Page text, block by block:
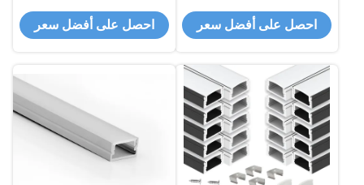
غطاء PC المنتشر للإضاءة
الخطية المثبتة على السطح
احصل على أفضل سعر
تركيب متدخل وضمان لمدة
5 سنوات
احصل على أفضل سعر